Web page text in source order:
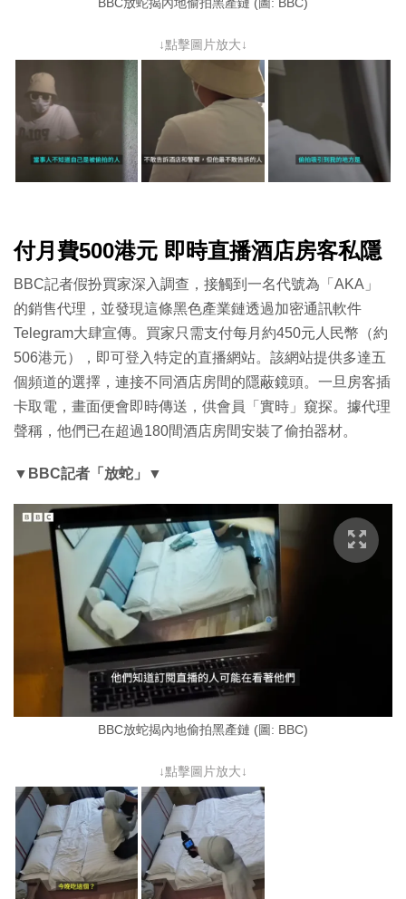
BBC放蛇揭內地偷拍黑產鏈 (圖: BBC)
↓點擊圖片放大↓
付月費500港元 即時直播酒店房客私隱
BBC記者假扮買家深入調查，接觸到一名代號為「AKA」
的銷售代理，並發現這條黑色產業鏈透過加密通訊軟件
Telegram大肆宣傳。買家只需支付每月約450元人民幣（約
506港元），即可登入特定的直播網站。該網站提供多達五
個頻道的選擇，連接不同酒店房間的隱蔽鏡頭。一旦房客插
卡取電，畫面便會即時傳送，供會員「實時」窺探。據代理
聲稱，他們已在超過180間酒店房間安裝了偷拍器材。
▼BBC記者「放蛇」 ▼
BBC放蛇揭內地偷拍黑產鏈 (圖: BBC)
↓點擊圖片放大↓